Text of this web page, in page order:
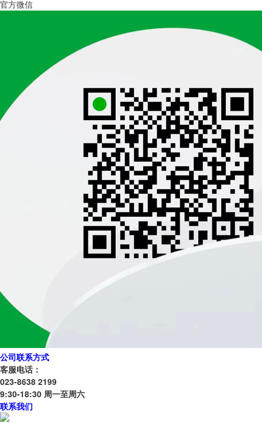
官方微信
公司联系方式
客服电话：
023-8638 2199
9:30-18:30 周一至周六
联系我们